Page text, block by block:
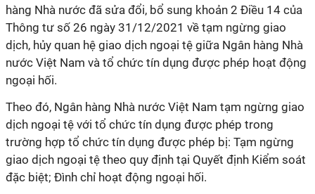
hàng Nhà nước đã sửa đổi, bổ sung khoản 2 Điều 14 của
Thông tư số 26 ngày 31/12/2021 về tạm ngừng giao
dịch, hủy quan hệ giao dịch ngoại tệ giữa Ngân hàng Nhà
nước Việt Nam và tổ chức tín dụng được phép hoạt động
ngoại hối.
Theo đó, Ngân hàng Nhà nước Việt Nam tạm ngừng giao
dịch ngoại tệ với tổ chức tín dụng được phép trong
trường hợp tổ chức tín dụng được phép bị: Tạm ngừng
giao dịch ngoại tệ theo quy định tại Quyết định Kiểm soát
đặc biệt; Đình chỉ hoạt động ngoại hối.